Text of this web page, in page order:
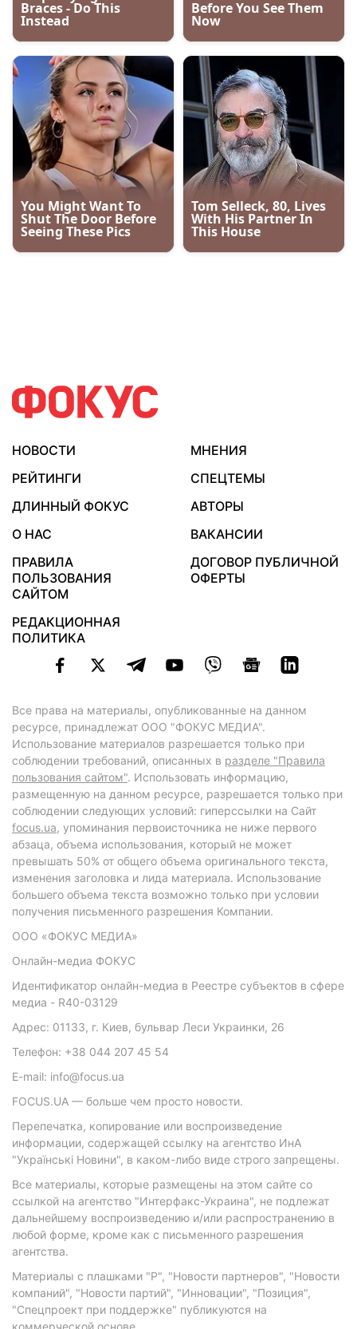
НОВОСТИ
МНЕНИЯ
РЕЙТИНГИ
СПЕЦТЕМЫ
ДЛИННЫЙ ФОКУС
АВТОРЫ
О НАС
ВАКАНСИИ
ПРАВИЛА
ПОЛЬЗОВАНИЯ
САЙТОМ
ДОГОВОР ПУБЛИЧНОЙ
ОФЕРТЫ
РЕДАКЦИОННАЯ
ПОЛИТИКА
Все права на материалы, опубликованные на данном
ресурсе, принадлежат ООО "ФОКУС МЕДИА".
Использование материалов разрешается только при
соблюдении требований, описанных в разделе "Правила
пользования сайтом". Использовать информацию,
размещенную на данном ресурсе, разрешается только при
соблюдении следующих условий: гиперссылки на Сайт
focus.ua, упоминания первоисточника не ниже первого
абзаца, объема использования, который не может
превышать 50% от общего объема оригинального текста,
изменения заголовка и лида материала. Использование
большего объема текста возможно только при условии
получения письменного разрешения Компании.
ООО «ФОКУС МЕДИА»
Онлайн-медиа ФОКУС
Идентификатор онлайн-медиа в Реестре субъектов в сфере
медиа - R40-03129
Адрес: 01133, г. Киев, бульвар Леси Украинки, 26
Телефон: +38 044 207 45 54
E-mail: info@focus.ua
FOCUS.UA — больше чем просто новости.
Перепечатка, копирование или воспроизведение
информации, содержащей ссылку на агентство ИнА
"Українські Новини", в каком-либо виде строго запрещены.
Все материалы, которые размещены на этом сайте со
ссылкой на агентство "Интерфакс-Украина", не подлежат
дальнейшему воспроизведению и/или распространению в
любой форме, кроме как с письменного разрешения
агентства.
Материалы с плашками "Р", "Новости партнеров", "Новости
компаний", "Новости партий", "Инновации", "Позиция",
"Спецпроект при поддержке" публикуются на
коммерческой основе.